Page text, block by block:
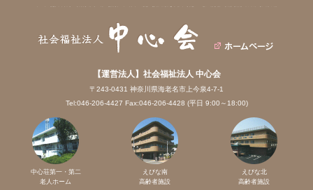
【運営法人】社会福祉法人 中心会
〒243-0431 神奈川県海老名市上今泉4-7-1
Tel:046-206-4427 Fax:046-206-4428 (平日 9:00～18:00)
中心荘第一・第二
老人ホーム
えびな南
高齢者施設
えびな北
高齢者施設